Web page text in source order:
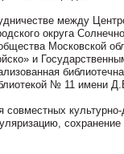
между
округа
Московской
и
№ 11 имени
совместных
сохранение